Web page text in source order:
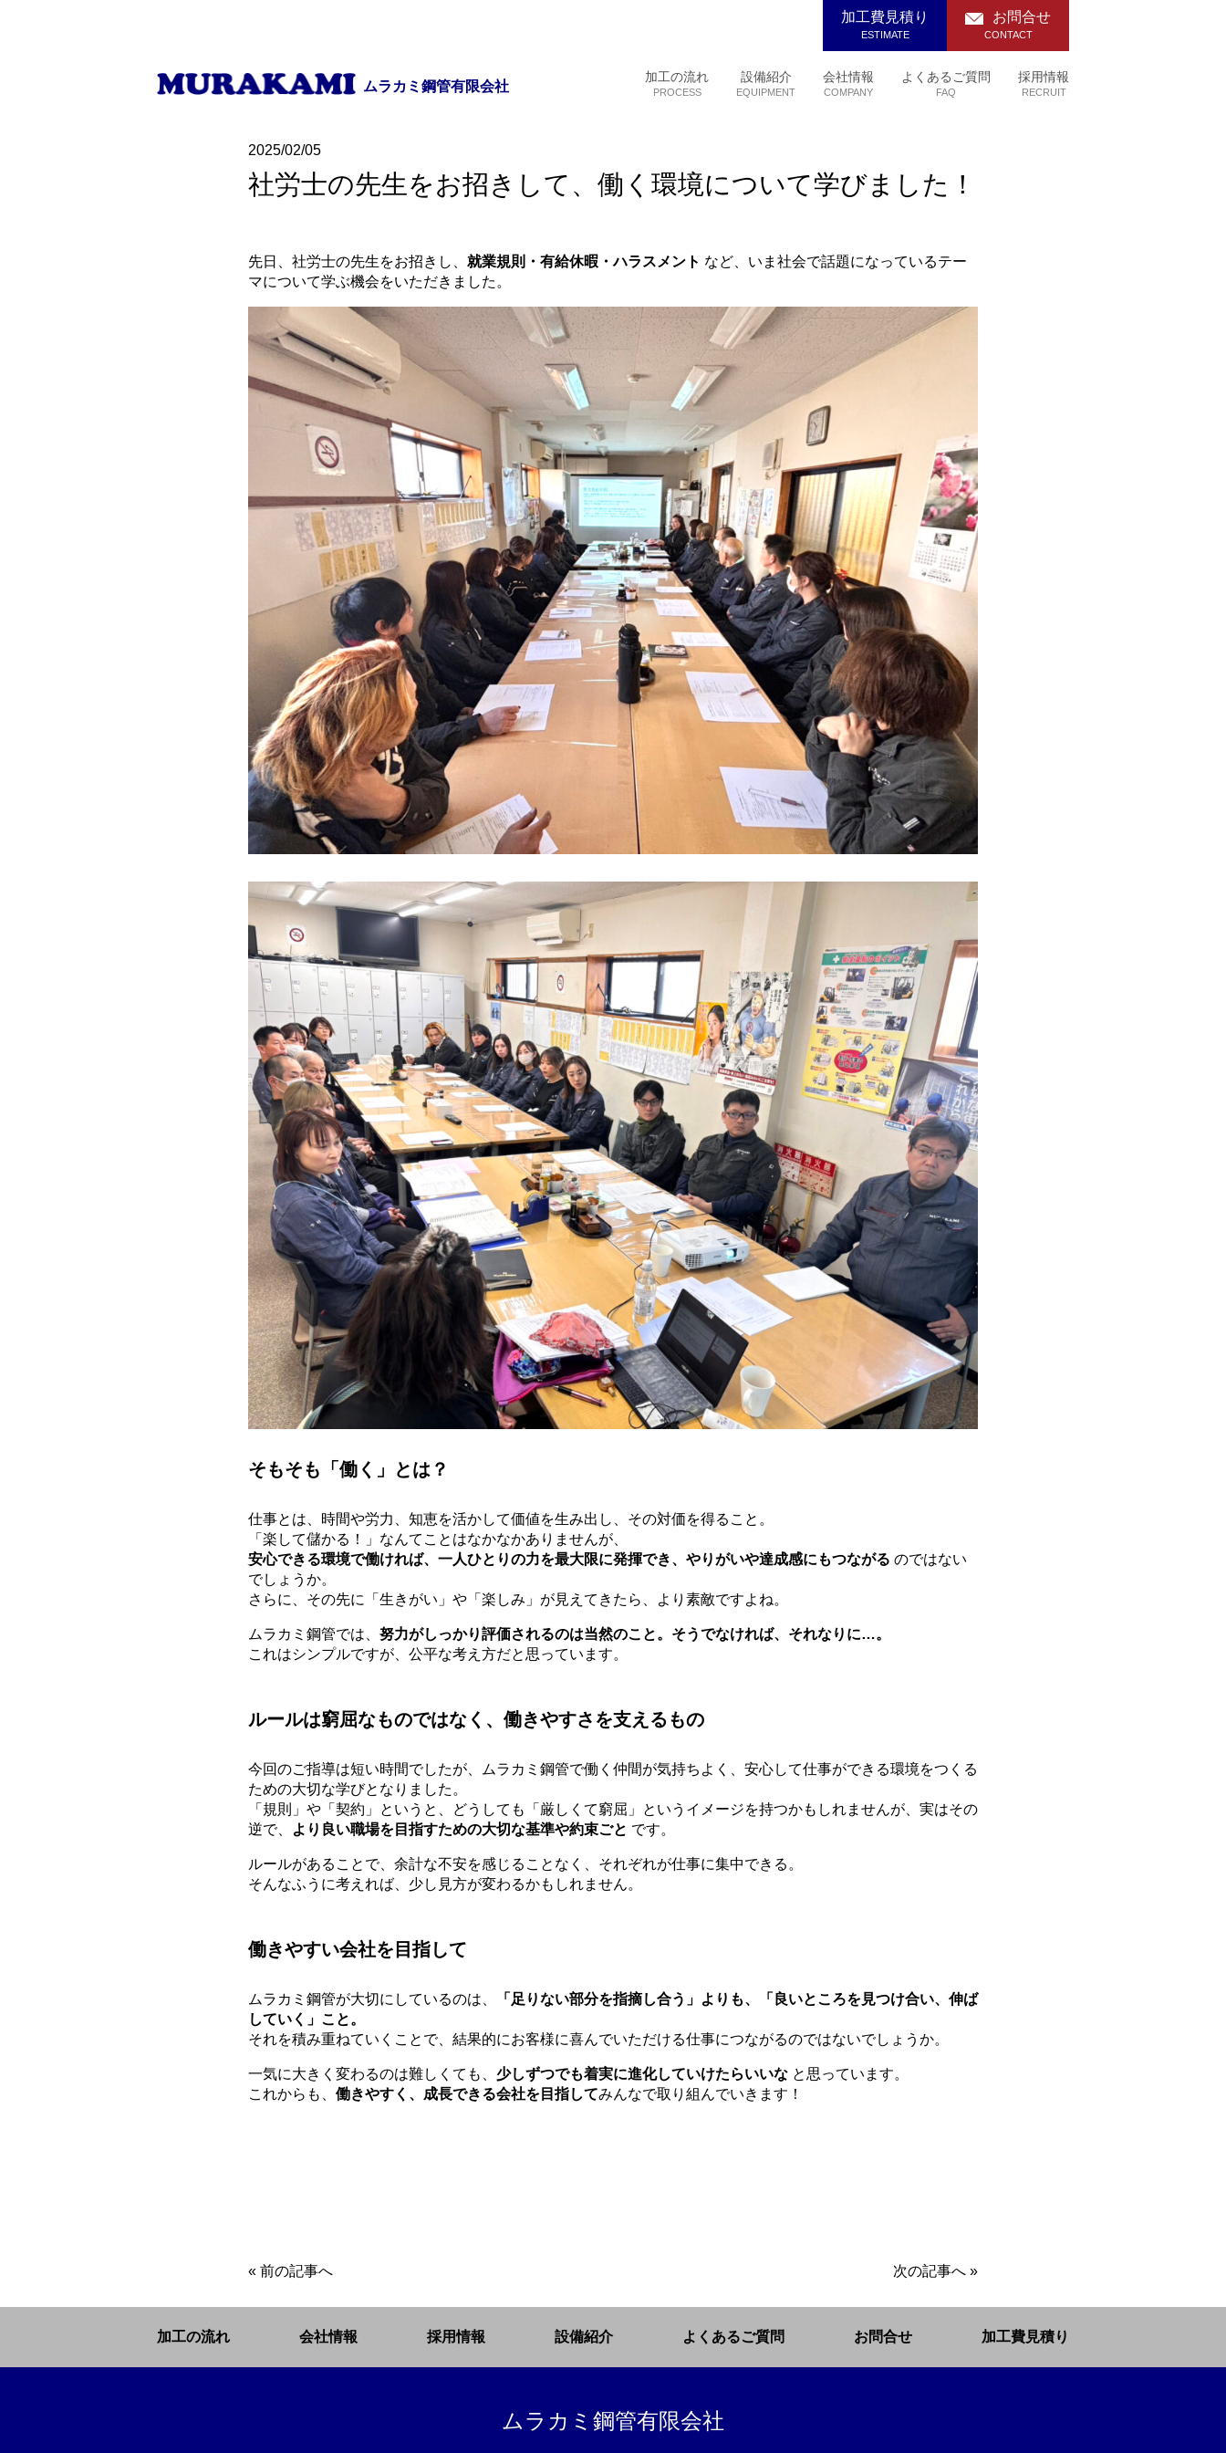
加工費見積り
ESTIMATE
お問合せ
CONTACT
ムラカミ鋼管有限会社
加工の流れ
PROCESS
設備紹介
EQUIPMENT
会社情報
COMPANY
よくあるご質問
FAQ
採用情報
RECRUIT
2025/02/05
社労士の先生をお招きして、働く環境について学びました！
先日、社労士の先生をお招きし、 就業規則・有給休暇・ハラスメント など、いま社会で話題になっているテー
マについて学ぶ機会をいただきました。
そもそも「働く」とは？
仕事とは、時間や労力、知恵を活かして価値を生み出し、その対価を得ること。
「楽して儲かる！」なんてことはなかなかありませんが、
安心できる環境で働ければ、一人ひとりの力を最大限に発揮でき、 やりがいや達成感にもつながる のではない
でしょうか。
さらに、その先に「生きがい」や「楽しみ」が見えてきたら、より素敵ですよね。
ムラカミ鋼管では、努力がしっかり評価されるのは当然のこと。 そうでなければ、それなりに…。
これはシンプルですが、公平な考え方だと思っています。
ルールは窮屈なものではなく、働きやすさを支えるもの
今回のご指導は短い時間でしたが、ムラカミ鋼管で働く仲間が気持ちよく、安心して仕事ができる環境をつくる
ための大切な学びとなりました。
「規則」や「契約」というと、どうしても「厳しくて窮屈」というイメージを持つかもしれませんが、実はその
逆で、
より良い職場を目指すための大切な基準や約束ごと です。
ルールがあることで、余計な不安を感じることなく、それぞれが仕事に集中できる。
そんなふうに考えれば、少し見方が変わるかもしれません。
働きやすい会社を目指して
ムラカミ鋼管が大切にしているのは、 「足りない部分を指摘し合う」よりも、
「良いところを見つけ合い、伸ば
していく」こと。
それを積み重ねていくことで、結果的にお客様に喜んでいただける仕事につながるのではないでしょうか。
一気に大きく変わるのは難しくても、 少しずつでも着実に進化していけたらいいな と思っています。
これからも、 働きやすく、成長できる会社を目指してみんなで取り組んでいきます！
« 前の記事へ 次の記事へ »
加工の流れ 会社情報 採用情報 設備紹介 よくあるご質問 お問合せ 加工費見積り
ムラカミ鋼管有限会社